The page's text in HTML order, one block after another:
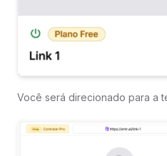
Você será direcionado para a